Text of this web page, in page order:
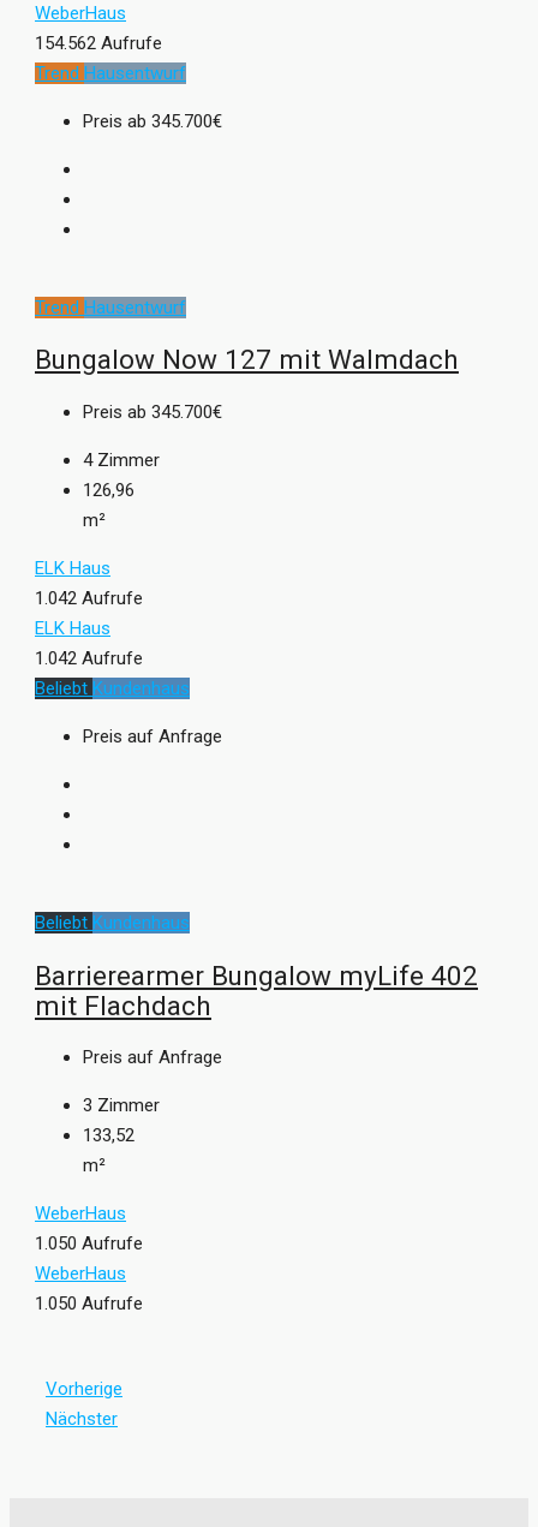
WeberHaus
154.562 Aufrufe
Trend Hausentwurf
Preis ab 345.700€
Trend Hausentwurf
Bungalow Now 127 mit Walmdach
Preis ab 345.700€
4 Zimmer
126,96
m²
ELK Haus
1.042 Aufrufe
ELK Haus
1.042 Aufrufe
Beliebt Kundenhaus
Preis auf Anfrage
Beliebt Kundenhaus
Barrierearmer Bungalow myLife 402
mit Flachdach
Preis auf Anfrage
3 Zimmer
133,52
m²
WeberHaus
1.050 Aufrufe
WeberHaus
1.050 Aufrufe
Vorherige
Nächster